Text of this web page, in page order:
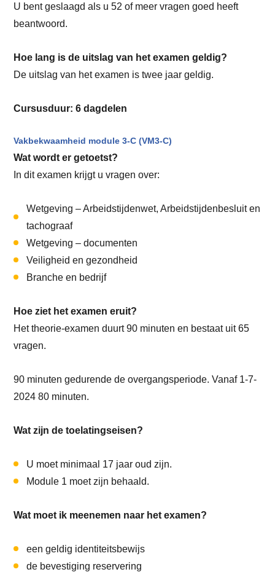
U bent geslaagd als u 52 of meer vragen goed heeft
beantwoord.
Hoe lang is de uitslag van het examen geldig?
De uitslag van het examen is twee jaar geldig.
Cursusduur: 6 dagdelen
Vakbekwaamheid module 3-C (VM3-C)
Wat wordt er getoetst?
In dit examen krijgt u vragen over:
Wetgeving – Arbeidstijdenwet, Arbeidstijdenbesluit en
tachograaf
Wetgeving – documenten
Veiligheid en gezondheid
Branche en bedrijf
Hoe ziet het examen eruit?
Het theorie-examen duurt 90 minuten en bestaat uit 65
vragen.
90 minuten gedurende de overgangsperiode. Vanaf 1-7-
2024 80 minuten.
Wat zijn de toelatingseisen?
U moet minimaal 17 jaar oud zijn.
Module 1 moet zijn behaald.
Wat moet ik meenemen naar het examen?
een geldig identiteitsbewijs
de bevestiging reservering